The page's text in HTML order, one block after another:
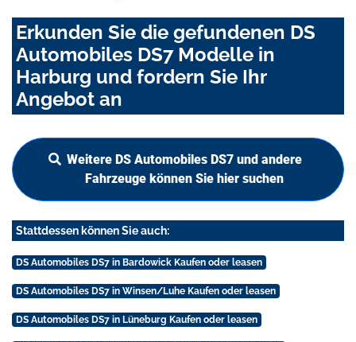
Erkunden Sie die gefundenen DS
Automobiles DS7 Modelle in
Harburg und fordern Sie Ihr
Angebot an
Weitere DS Automobiles DS7 und andere
Fahrzeuge können Sie hier suchen
Stattdessen können Sie auch:
DS Automobiles DS7 in Bardowick Kaufen oder leasen
DS Automobiles DS7 in Winsen/Luhe Kaufen oder leasen
DS Automobiles DS7 in Lüneburg Kaufen oder leasen